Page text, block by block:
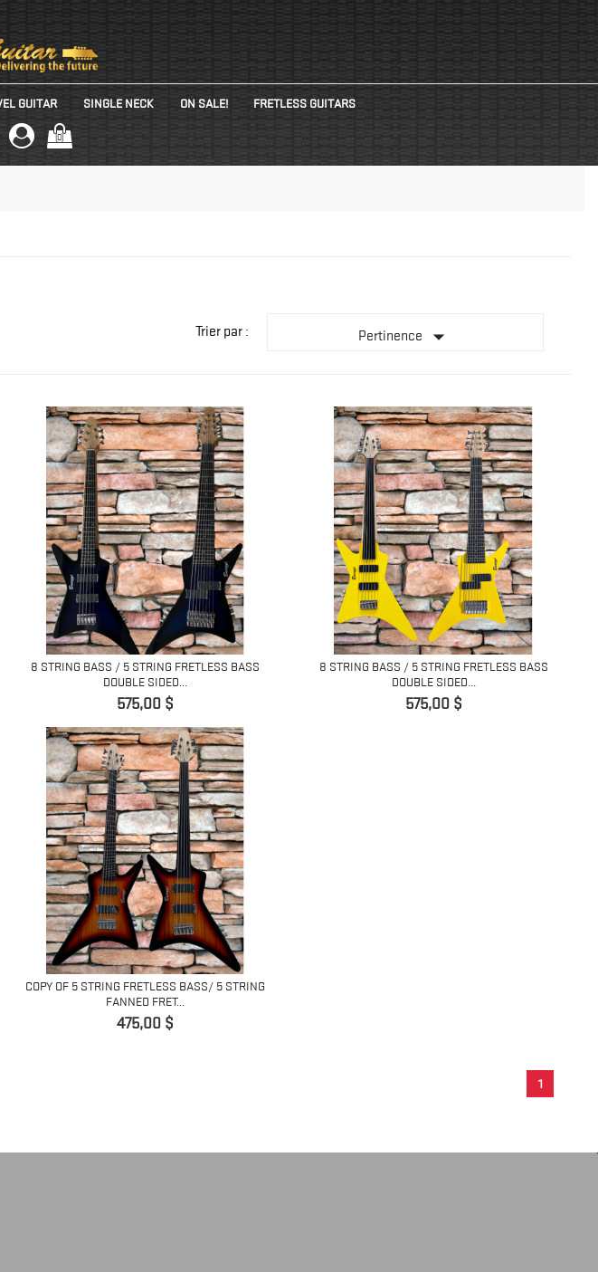
GUITAR SINGLE NECK ON SALE! FRETLESS GUITARS
(0)
Trier par : Pertinence 
8 STRING BASS / 5 STRING FRETLESS BASS
DOUBLE SIDED...
Prix
575,00 $
8 STRING BASS / 5 STRING FRETLESS BASS
DOUBLE SIDED...
Prix
575,00 $
COPY OF 5 STRING FRETLESS BASS/ 5 STRING
FANNED FRET...
Prix
475,00 $
1